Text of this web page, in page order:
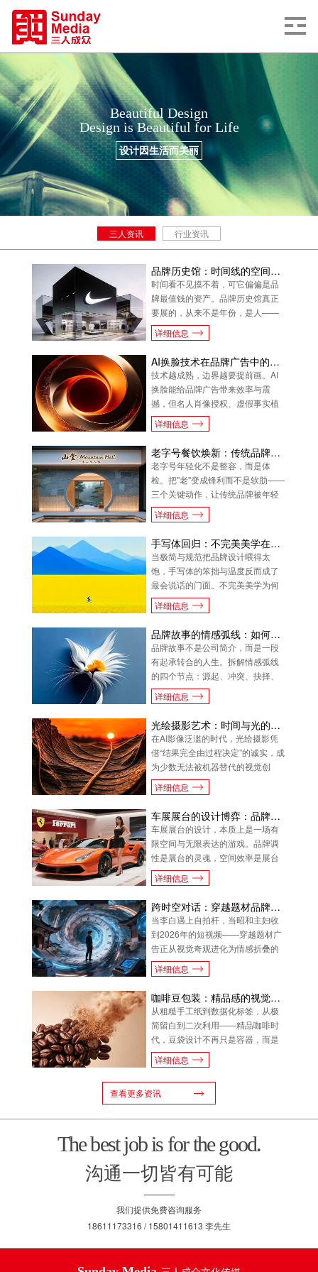
Beautiful Design
Design is Beautiful for Life
设计因生活而美丽
三人资讯 行业资讯
品牌历史馆：时间线的空间表达
时间看不见摸不着，可它偏偏是品
牌最值钱的资产。品牌历史馆真正
要展的，从来不是年份，是人——
把冷冰冰的编年史，翻译成有温
度、有体感、有情绪的旅程。
详细信息
AI换脸技术在品牌广告中的伦理边界
技术越成熟，边界越要提前画。AI
换脸能给品牌广告带来效率与震
撼，但名人肖像授权、虚假事实植
入的雷区，一步踏错就会让品牌信
任崩塌。分寸，永远比技术值钱。
详细信息
老字号餐饮焕新：传统品牌的年轻化改造
老字号年轻化不是整容，而是体
检。把"老"变成锋利而不是软肋——
三个关键动作，让传统品牌被年轻
人看得懂、觉得酷。
详细信息
手写体回归：不完美美学在品牌设计中的崛起
当极简与规范把品牌设计喂得太
饱，手写体的笨拙与温度反而成了
最会说话的门面。不完美美学为何
崛起？品牌又该如何真正借上这股
东风。
详细信息
品牌故事的情感弧线：如何构建品牌叙事
品牌故事不是公司简介，而是一段
有起承转合的人生。拆解情感弧线
的四个节点：源起、冲突、抉择、
抵达，讲透如何让品牌叙事真正打
动人。
详细信息
光绘摄影艺术：时间与光的创作语言
在AI影像泛滥的时代，光绘摄影凭
借“结果完全由过程决定”的诚实，成
为少数无法被机器替代的视觉创
作。聊聊这门用快门把时间钉在墙
上的艺术。
详细信息
车展展台的设计博弈：品牌调性与空间效率
车展展台的设计，本质上是一场有
限空间与无限表达的游戏。品牌调
性是展台的灵魂，空间效率是展台
的骨架，两者如何融合，决定了展
台设计的高下。
详细信息
跨时空对话：穿越题材品牌广告的新玩法
当李白遇上自拍杆，当昭和主妇收
到2026年的短视频——穿越题材广
告正从视觉奇观进化为情感折叠的
高级叙事。从时空折叠到反穿越，
新技术让历史人物轻松"复现"，但真
正的高明在于：让两个时代在画面
里共振，而非碰撞。
详细信息
咖啡豆包装：精品感的视觉语言系统
从粗糙手工纸到数据化标签，从极
简留白到二次利用——精品咖啡时
代，豆袋设计不再只是容器，而是
品牌与消费者之间的第一场对话。
详细信息
查看更多资讯
The best job is for the good.
沟通一切皆有可能
我们提供免费咨询服务
18611173316 / 15801411613 李先生